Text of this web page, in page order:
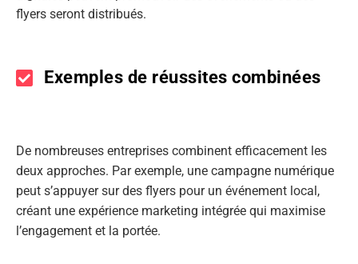
flyers seront distribués.
Exemples de réussites combinées
De nombreuses entreprises combinent efficacement les
deux approches. Par exemple, une campagne numérique
peut s’appuyer sur des flyers pour un événement local,
créant une expérience marketing intégrée qui maximise
l’engagement et la portée.